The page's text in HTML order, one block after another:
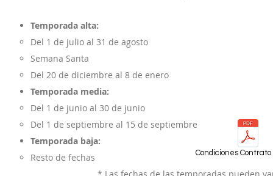
Temporada alta:
Del 1 de julio al 31 de agosto
Semana Santa
Del 20 de diciembre al 8 de enero
Temporada media:
Del 1 de junio al 30 de junio
Del 1 de septiembre al 15 de septiembre
Temporada baja:
Resto de fechas
Condiciones